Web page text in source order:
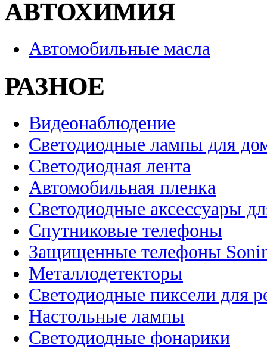
АВТОХИМИЯ
Автомобильные масла
РАЗНОЕ
Видеонаблюдение
Светодиодные лампы для
Светодиодная лента
Автомобильная пленка
Светодиодные аксессуары
Спутниковые телефоны
Защищенные телефоны
Металлодетекторы
Светодиодные пиксели для
Настольные лампы
Светодиодные фонарики